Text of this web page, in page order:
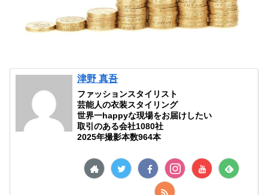
津野 真吾
ファッションスタイリスト
芸能人の衣装スタイリング
世界一happyな現場をお届けしたい
取引のある会社1080社
2025年撮影本数964本